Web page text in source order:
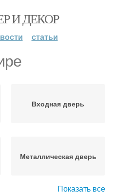
И ДЕКОР
статьи
Входная дверь
Металлическая дверь
Показать все